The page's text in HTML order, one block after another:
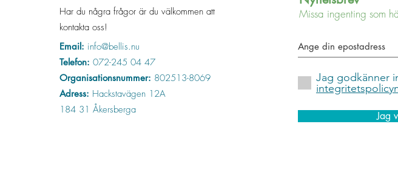
Har du några frågor är du välkommen att
kontakta oss!
Email: info@bellis.nu
Telefon: 072-245 04 47
Organisationsnummer: 802513-8069
Adress: Hackstavägen 12A
184 31 Åkersberga
Missa ingenting som
Jag godkänner
Jag